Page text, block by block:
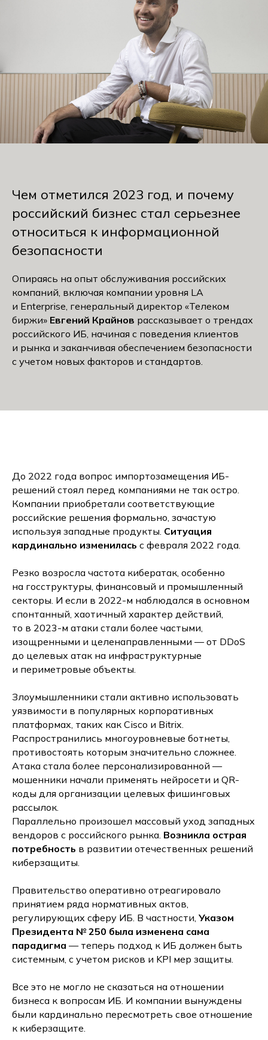
Чем отметился 2023 год, и почему
российский бизнес стал серьезнее
относиться к информационной
безопасности
Опираясь на опыт обслуживания российских
компаний, включая компании уровня LA
и Enterprise, генеральный директор «Телеком
биржи» Евгений Крайнов рассказывает о трендах
российского ИБ, начиная с поведения клиентов
и рынка и заканчивая обеспечением безопасности
с учетом новых факторов и стандартов.
До 2022 года вопрос импортозамещения ИБ-
решений стоял перед компаниями не так остро.
Компании приобретали соответствующие
российские решения формально, зачастую
используя западные продукты. Ситуация
кардинально изменилась с февраля 2022 года.
Резко возросла частота кибератак, особенно
на госструктуры, финансовый и промышленный
секторы. И если в 2022-м наблюдался в основном
спонтанный, хаотичный характер действий,
то в 2023-м атаки стали более частыми,
изощренными и целенаправленными — от DDoS
до целевых атак на инфраструктурные
и периметровые объекты.
Злоумышленники стали активно использовать
уязвимости в популярных корпоративных
платформах, таких как Cisco и Bitrix.
Распространились многоуровневые ботнеты,
противостоять которым значительно сложнее.
Атака стала более персонализированной —
мошенники начали применять нейросети и QR-
коды для организации целевых фишинговых
рассылок.
Параллельно произошел массовый уход западных
вендоров с российского рынка. Возникла острая
потребность в развитии отечественных решений
киберзащиты.
Правительство оперативно отреагировало
принятием ряда нормативных актов,
регулирующих сферу ИБ. В частности, Указом
Президента № 250 была изменена сама
парадигма — теперь подход к ИБ должен быть
системным, с учетом рисков и KPI мер защиты.
Все это не могло не сказаться на отношении
бизнеса к вопросам ИБ. И компании вынуждены
были кардинально пересмотреть свое отношение
к киберзащите.